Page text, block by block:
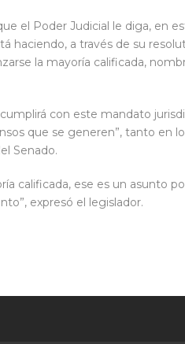
el Poder Judicial le diga, en
haciendo, a través de su
la mayoría calificada,
con este mandato
que se generen”, tanto en
Senado.
calificada, ese es un asunto
expresó el legislador.